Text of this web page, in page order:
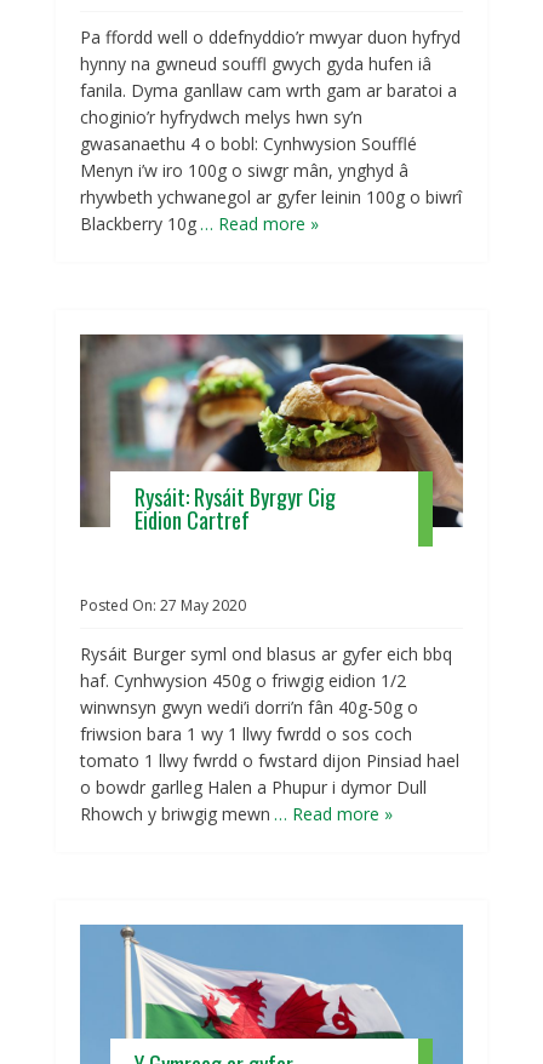
Pa ffordd well o ddefnyddio’r mwyar duon hyfryd
hynny na gwneud souffl gwych gyda hufen iâ
fanila. Dyma ganllaw cam wrth gam ar baratoi a
choginio’r hyfrydwch melys hwn sy’n
gwasanaethu 4 o bobl: Cynhwysion Soufflé
Menyn i’w iro 100g o siwgr mân, ynghyd â
rhywbeth ychwanegol ar gyfer leinin 100g o biwrî
Blackberry 10g… Read more »
Rysáit: Rysáit Byrgyr Cig
Eidion Cartref
Posted On:27 May2020
Rysáit Burger syml ond blasus ar gyfer eich bbq
haf. Cynhwysion 450g o friwgig eidion 1/2
winwnsyn gwyn wedi’i dorri’n fân 40g-50g o
friwsion bara 1 wy 1 llwy fwrdd o sos coch
tomato 1 llwy fwrdd o fwstard dijon Pinsiad hael
o bowdr garlleg Halen a Phupur i dymor Dull
Rhowch y briwgig mewn … Read more »